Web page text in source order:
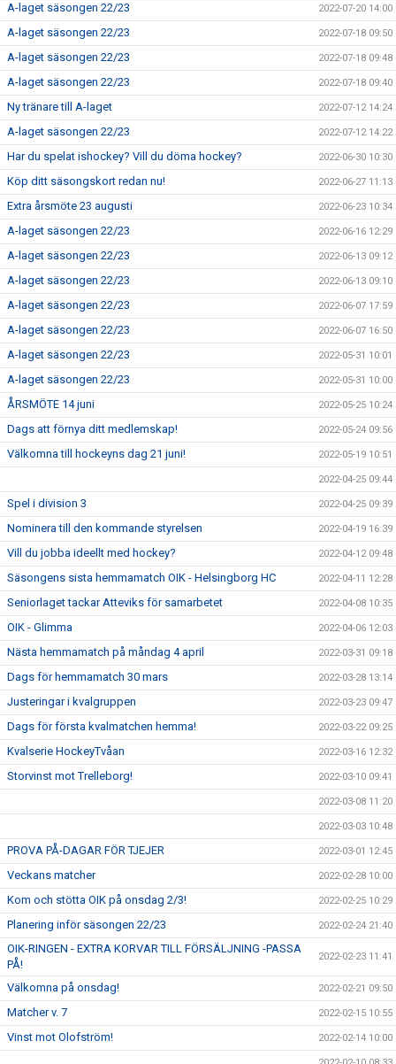
A-laget säsongen 22/23 2022-07-20 14:00
A-laget säsongen 22/23 2022-07-18 09:50
A-laget säsongen 22/23 2022-07-18 09:48
A-laget säsongen 22/23 2022-07-18 09:40
Ny tränare till A-laget 2022-07-12 14:24
A-laget säsongen 22/23 2022-07-12 14:22
Har du spelat ishockey? Vill du döma hockey? 2022-06-30 10:30
Köp ditt säsongskort redan nu! 2022-06-27 11:13
Extra årsmöte 23 augusti 2022-06-23 10:34
A-laget säsongen 22/23 2022-06-16 12:29
A-laget säsongen 22/23 2022-06-13 09:12
A-laget säsongen 22/23 2022-06-13 09:10
A-laget säsongen 22/23 2022-06-07 17:59
A-laget säsongen 22/23 2022-06-07 16:50
A-laget säsongen 22/23 2022-05-31 10:01
A-laget säsongen 22/23 2022-05-31 10:00
ÅRSMÖTE 14 juni 2022-05-25 10:24
Dags att förnya ditt medlemskap! 2022-05-24 09:56
Välkomna till hockeyns dag 21 juni! 2022-05-19 10:51
2022-04-25 09:44
Spel i division 3 2022-04-25 09:39
Nominera till den kommande styrelsen 2022-04-19 16:39
Vill du jobba ideellt med hockey? 2022-04-12 09:48
Säsongens sista hemmamatch OIK - Helsingborg HC 2022-04-11 12:28
Seniorlaget tackar Atteviks för samarbetet 2022-04-08 10:35
OIK - Glimma 2022-04-06 12:03
Nästa hemmamatch på måndag 4 april 2022-03-31 09:18
Dags för hemmamatch 30 mars 2022-03-28 13:14
Justeringar i kvalgruppen 2022-03-23 09:47
Dags för första kvalmatchen hemma! 2022-03-22 09:25
Kvalserie HockeyTvåan 2022-03-16 12:32
Storvinst mot Trelleborg! 2022-03-10 09:41
2022-03-08 11:20
2022-03-03 10:48
PROVA PÅ-DAGAR FÖR TJEJER 2022-03-01 12:45
Veckans matcher 2022-02-28 10:00
Kom och stötta OIK på onsdag 2/3! 2022-02-25 10:29
Planering inför säsongen 22/23 2022-02-24 21:40
OIK-RINGEN - EXTRA KORVAR TILL FÖRSÄLJNING -PASSA
PÅ!
2022-02-23 11:41
Välkomna på onsdag! 2022-02-21 09:50
Matcher v. 7 2022-02-15 10:55
Vinst mot Olofström! 2022-02-14 10:00